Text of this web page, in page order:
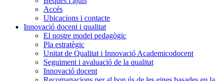
Accés
Ubicacions i contacte
Innovació docent i qualitat
El nostre model pedagògic
Pla estratègic
Unitat de Qualitat i Innovació Academicodocent
Seguiment i avaluació de la qualitat
Innovació docent